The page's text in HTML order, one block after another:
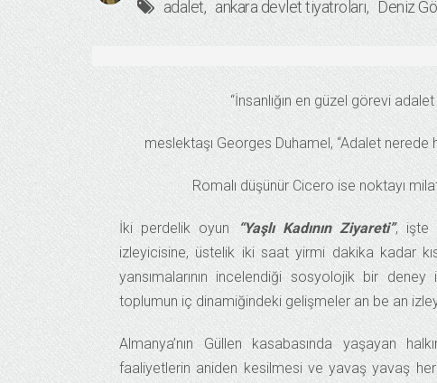
adalet
ankara devlet tiyatroları Deniz
“İnsanlığın en güzel görevi
meslektaşı Georges Duhamel, “Adalet
Romalı düşünür Cicero ise noktayı
İki perdelik oyun “Yaşlı Kadının Ziyareti”, işte
izleyicisine, üstelik iki saat yirmi dakika kadar
yansımalarının incelendiği sosyolojik bir
toplumun iç dinamiğindeki gelişmeler an be an
Almanya’nın Güllen kasabasında yaşayan
faaliyetlerin aniden kesilmesi ve yavaş yavaş her